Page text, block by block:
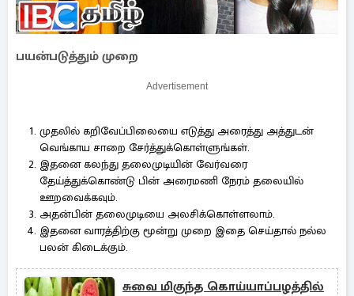
பயன்படுத்தும் முறை
Advertisement
முதலில் கறிவேப்பிலையை எடுத்து அரைத்து அத்துடன்
வெங்காய சாறை சேர்த்துக்கொள்ளுங்கள்.
இதனை கலந்து தலைமுடியின் வேர்வரை
தேய்த்துக்கொண்டு பின் அரைமணி நேரம் தலையில்
ஊறவைக்கவும்.
அதன்பின் தலைமுடியை அலசிக்கொள்ளலாம்.
இதனை வாரத்திற்கு மூன்று முறை இதை செய்தால் நல்ல
பலன் கிடைக்கும்.
சுவை மிகுந்த கொய்யாப்பழத்தில்